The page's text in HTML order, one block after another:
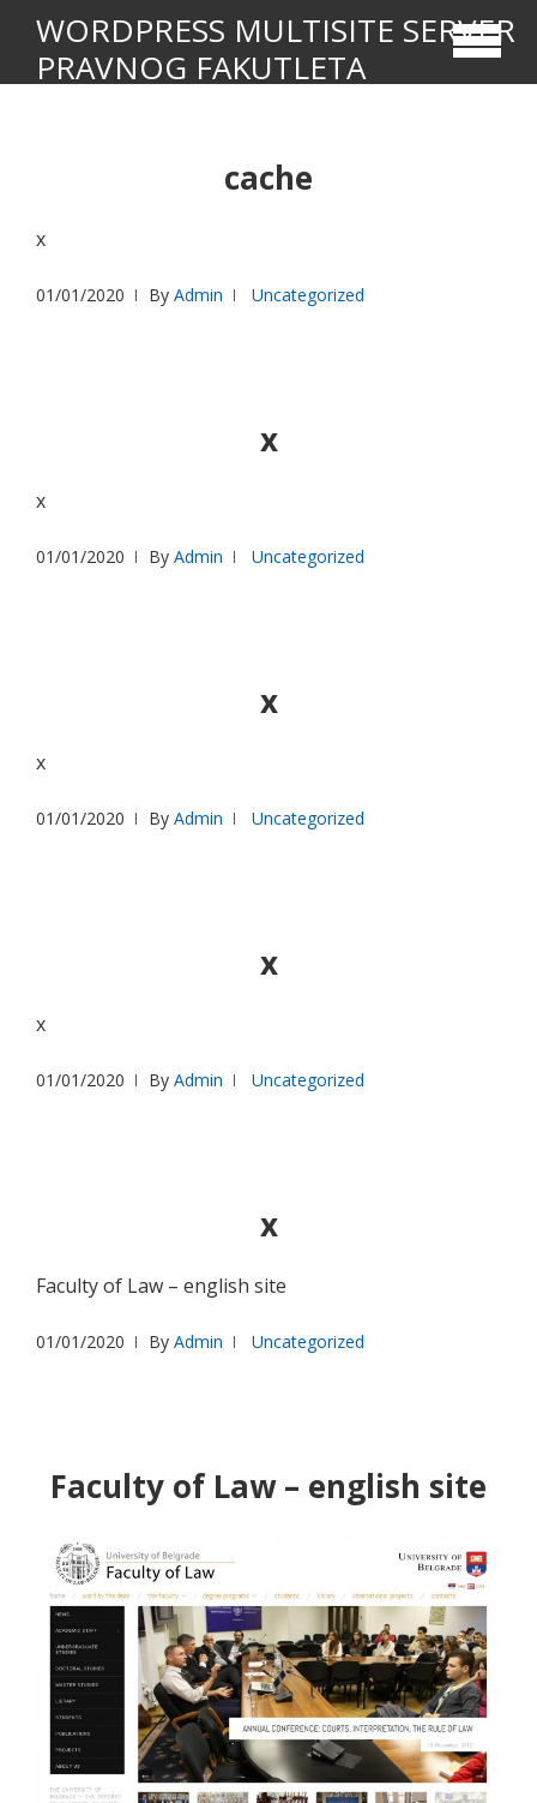
Skip
to
navigation
Skip
to
content
WORDPRESS MULTISITE SERVER
PRAVNOG FAKUTLETA
cache
x
01/01/2020 By Admin Uncategorized
x
x
01/01/2020 By Admin Uncategorized
x
x
01/01/2020 By Admin Uncategorized
x
x
01/01/2020 By Admin Uncategorized
x
Faculty of Law – english site
01/01/2020 By Admin Uncategorized
Faculty of Law – english site